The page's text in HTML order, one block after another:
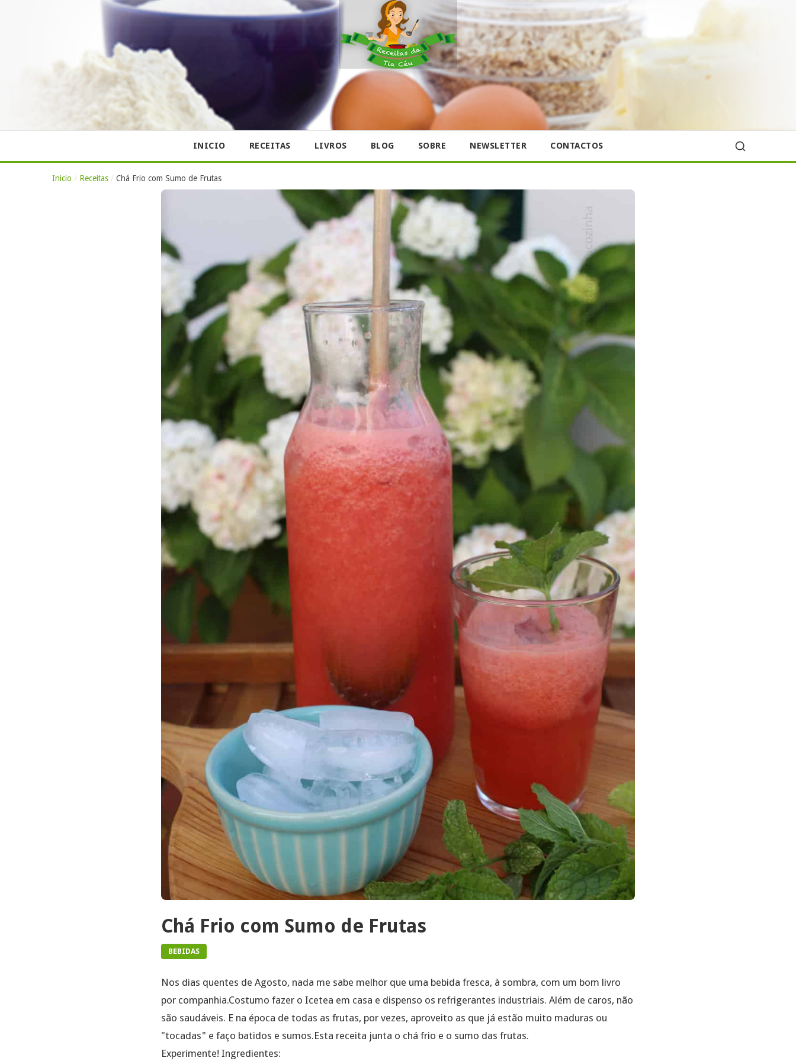
INICIO RECEITAS LIVROS BLOG SOBRE NEWSLETTER CONTACTOS
Inicio / Receitas / Chá Frio com Sumo de Frutas
Chá Frio com Sumo de Frutas
BEBIDAS
Nos dias quentes de Agosto, nada me sabe melhor que uma bebida fresca, à sombra, com um bom livro
por companhia.Costumo fazer o Icetea em casa e dispenso os refrigerantes industriais. Além de caros, não
são saudáveis. E na época de todas as frutas, por vezes, aproveito as que já estão muito maduras ou
"tocadas" e faço batidos e sumos.Esta receita junta o chá frio e o sumo das frutas.
Experimente! Ingredientes: